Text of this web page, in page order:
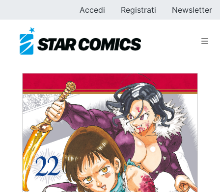
Accedi Registrati Newsletter